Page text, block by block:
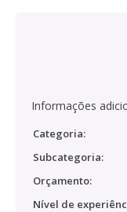
Informações
Categoria:
Subcategoria:
Orçamento:
Nível de